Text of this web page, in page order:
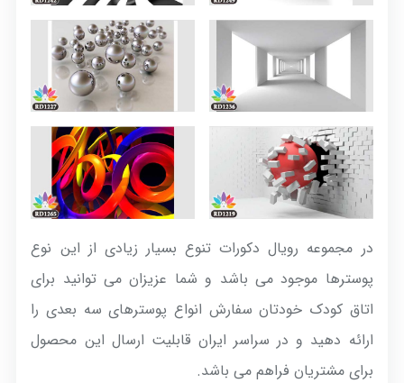
در مجموعه رویال دکورات تنوع بسیار زیادی از این نوع
پوسترها موجود می باشد و شما عزیزان می توانید برای
اتاق کودک خودتان سفارش انواع پوسترهای سه بعدی را
ارائه دهید و در سراسر ایران قابلیت ارسال این محصول
برای مشتریان فراهم می باشد.